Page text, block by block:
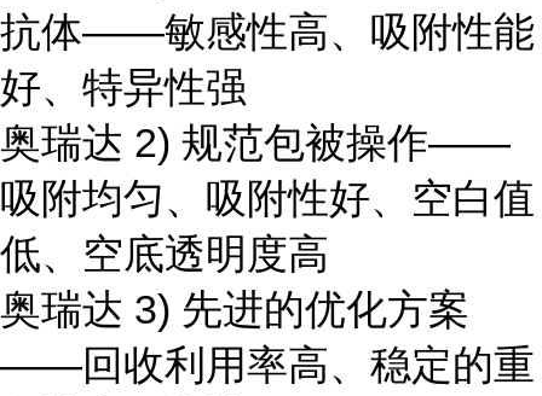
抗体——敏感性高、吸附性能
好、特异性强
奥瑞达 2) 规范包被操作——
吸附均匀、吸附性好、空白值
低、空底透明度高
奥瑞达 3) 先进的优化方案
——回收利用率高、稳定的重